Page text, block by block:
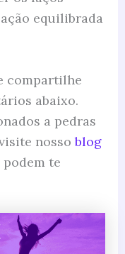
equilibrada
compartilhe
abaixo.
a pedras
nossoblog
te